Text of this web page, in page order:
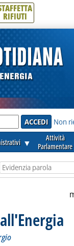
la notizia.
RIFIUTI
Non
▼
Attività
Parlamentare